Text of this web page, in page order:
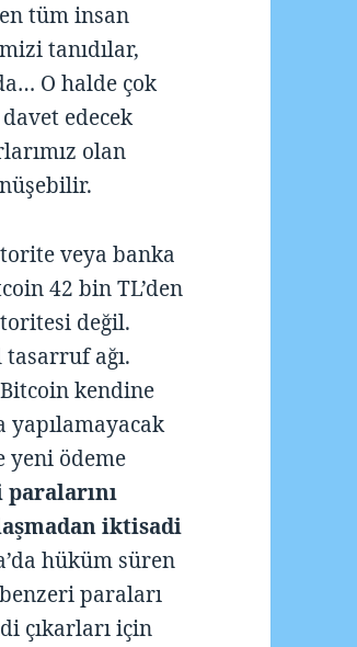
tüm insan
tanıdılar,
O halde çok
edecek
olan
veya banka
42 bin TL’den
değil.
tasarruf ağı.
kendine
yapılamayacak
yeni ödeme
iktisadi
hüküm süren
paraları
çıkarları için